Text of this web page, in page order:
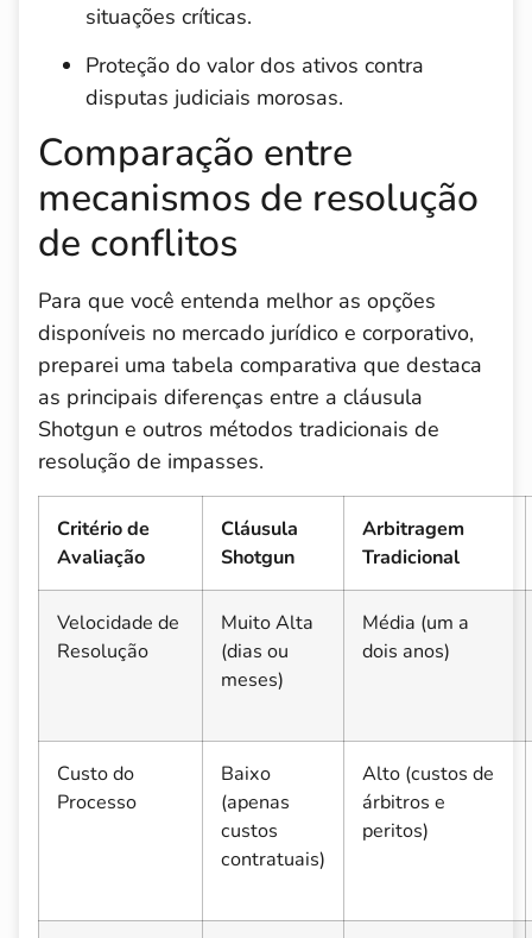
situações críticas.
Proteção do valor dos ativos contra
disputas judiciais morosas.
Comparação entre
mecanismos de resolução
de conflitos
Para que você entenda melhor as opções
disponíveis no mercado jurídico e corporativo,
preparei uma tabela comparativa que destaca
as principais diferenças entre a cláusula
Shotgun e outros métodos tradicionais de
resolução de impasses.
Critério de
Avaliação
Cláusula
Shotgun
Arbitragem
Tradicional
Velocidade de
Resolução
Muito Alta
(dias ou
meses)
Média (um a
dois anos)
Custo do
Processo
Baixo
(apenas
custos
contratuais)
Alto (custos de
árbitros e
peritos)